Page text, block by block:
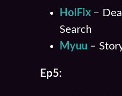
HolFix –
Search
Myuu –
Ep5: